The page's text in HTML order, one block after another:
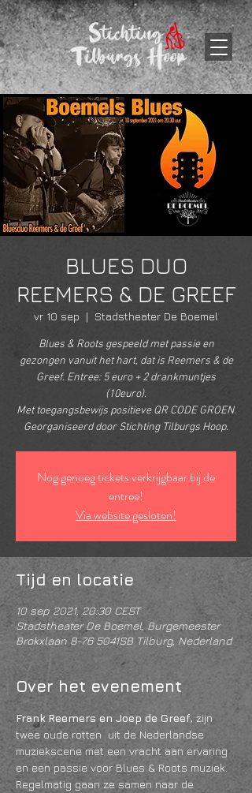
BLUES DUO
REEMERS & DE GREEF
vr 10 sep
  |
Stadstheater De Boemel
Blues & Roots gespeeld met passie en
gezongen vanuit het hart, dat is Reemers & de
Greef. Entree: 5 euro + 2 drankmuntjes
(10euro).
Met toegangsbewijs positieve QR CODE GROEN.
Georganiseerd door Stichting Tilburgs Hoop.
Nog genoeg tickets verkrijgbaar bij de
entree!
Via website gesloten!
Tijd en locatie
10 sep 2021, 20:30 CEST
Stadstheater De Boemel, Burgemeester
Brokxlaan 8-76 5041SB Tilburg, Nederland
Over het evenement
Frank Reemers en Joep de Greef, zijn
twee oude rotten  uit de Nederlandse
muziekscene met een vracht aan ervaring
en een passie voor Blues & Roots muziek.
Regelmatig gaan ze samen naar de